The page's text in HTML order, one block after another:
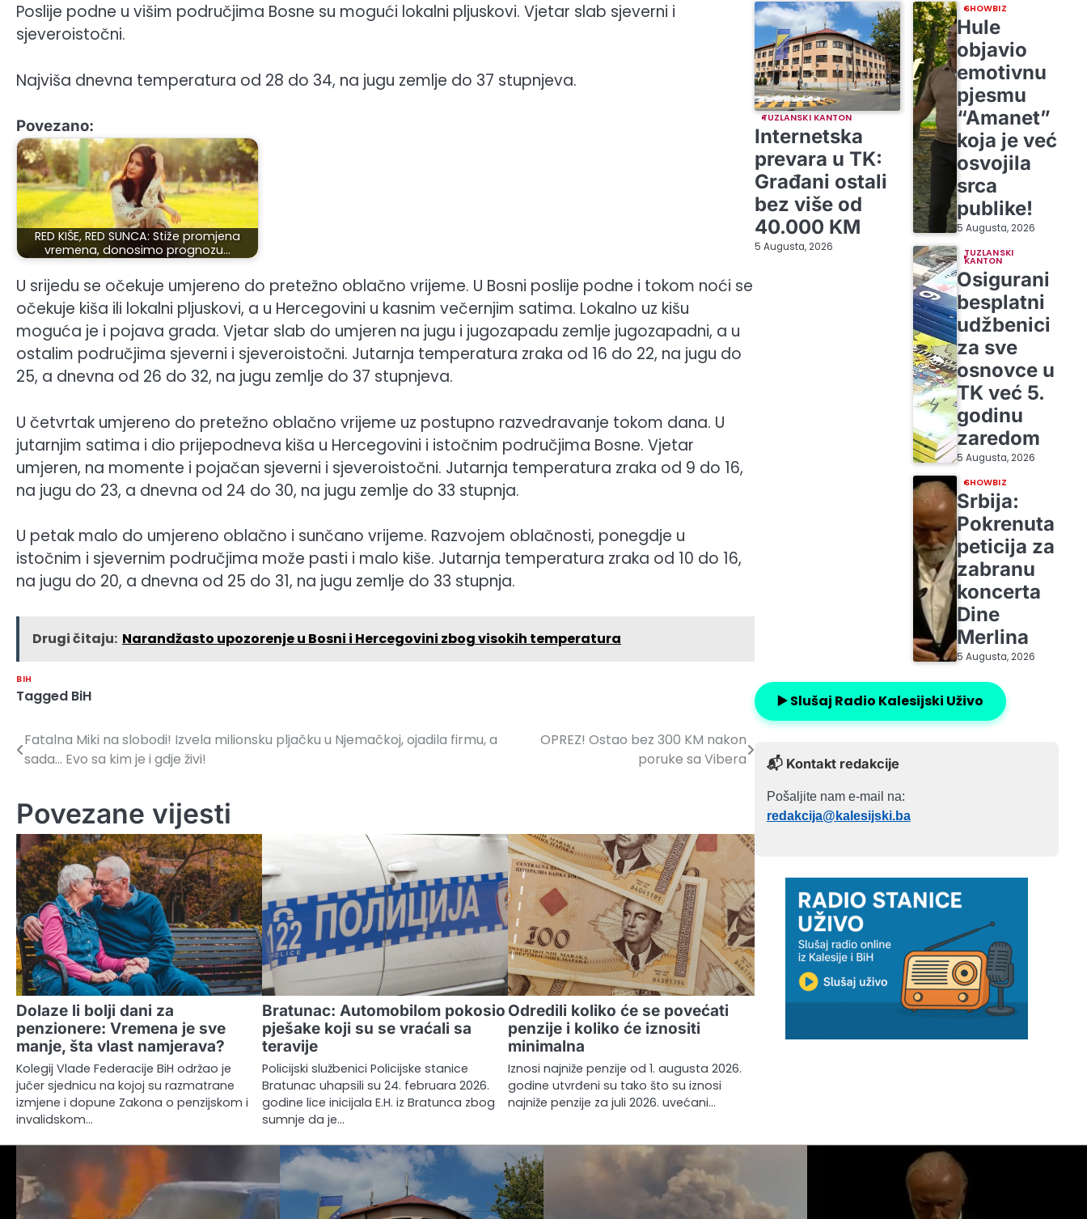
Poslije podne u višim područjima Bosne su mogući lokalni pljuskovi. Vjetar slab sjeverni i
sjeveroistočni.
Najviša dnevna temperatura od 28 do 34, na jugu zemlje do 37 stupnjeva.
Povezano:
RED KIŠE, RED SUNCA: Stiže promjena
vremena, donosimo prognozu…
U srijedu se očekuje umjereno do pretežno oblačno vrijeme. U Bosni poslije podne i tokom noći se
očekuje kiša ili lokalni pljuskovi, a u Hercegovini u kasnim večernjim satima. Lokalno uz kišu
moguća je i pojava grada. Vjetar slab do umjeren na jugu i jugozapadu zemlje jugozapadni, a u
ostalim područjima sjeverni i sjeveroistočni. Jutarnja temperatura zraka od 16 do 22, na jugu do
25, a dnevna od 26 do 32, na jugu zemlje do 37 stupnjeva.
U četvrtak umjereno do pretežno oblačno vrijeme uz postupno razvedravanje tokom dana. U
jutarnjim satima i dio prijepodneva kiša u Hercegovini i istočnim područjima Bosne. Vjetar
umjeren, na momente i pojačan sjeverni i sjeveroistočni. Jutarnja temperatura zraka od 9 do 16,
na jugu do 23, a dnevna od 24 do 30, na jugu zemlje do 33 stupnja.
U petak malo do umjereno oblačno i sunčano vrijeme. Razvojem oblačnosti, ponegdje u
istočnim i sjevernim područjima može pasti i malo kiše. Jutarnja temperatura zraka od 10 do 16,
na jugu do 20, a dnevna od 25 do 31, na jugu zemlje do 33 stupnja.
Drugi čitaju: Narandžasto upozorenje u Bosni i Hercegovini zbog visokih temperatura
BIH
Tagged BiH
Navigacija
Fatalna Miki na slobodi! Izvela milionsku pljačku u Njemačkoj, ojadila firmu, a
sada… Evo sa kim je i gdje živi!
OPREZ! Ostao bez 300 KM nakon
poruke sa Vibera
Povezane vijesti
Dolaze li bolji dani za
penzionere: Vremena je sve
manje, šta vlast namjerava?
Kolegij Vlade Federacije BiH održao je
jučer sjednicu na kojoj su razmatrane
izmjene i dopune Zakona o penzijskom i
invalidskom…
Bratunac: Automobilom pokosio
pješake koji su se vraćali sa
teravije
Policijski službenici Policijske stanice
Bratunac uhapsili su 24. februara 2026.
godine lice inicijala E.H. iz Bratunca zbog
sumnje da je…
Odredili koliko će se povećati
penzije i koliko će iznositi
minimalna
Iznosi najniže penzije od 1. augusta 2026.
godine utvrđeni su tako što su iznosi
najniže penzije za juli 2026. uvećani…
TUZLANSKI KANTON
Internetska
prevara u TK:
Građani ostali
bez više od
40.000 KM
5 Augusta, 2026
SHOWBIZ
Hule
objavio
emotivnu
pjesmu
“Amanet”
koja je već
osvojila
srca
publike!
5 Augusta, 2026
TUZLANSKI
KANTON
Osigurani
besplatni
udžbenici
za sve
osnovce u
TK već 5.
godinu
zaredom
5 Augusta, 2026
SHOWBIZ
Srbija:
Pokrenuta
peticija za
zabranu
koncerta
Dine
Merlina
5 Augusta, 2026
▶️ Slušaj Radio Kalesijski Uživo
📬 Kontakt redakcije
Pošaljite nam e-mail na:
redakcija@kalesijski.ba